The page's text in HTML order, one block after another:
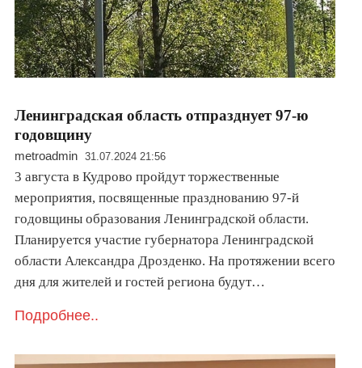
Ленинградская область отпразднует 97-ю
годовщину
metroadmin 31.07.2024 21:56
3 августа в Кудрово пройдут торжественные
мероприятия, посвященные празднованию 97-й
годовщины образования Ленинградской области.
Планируется участие губернатора Ленинградской
области Александра Дрозденко. На протяжении всего
дня для жителей и гостей региона будут…
Подробнее..